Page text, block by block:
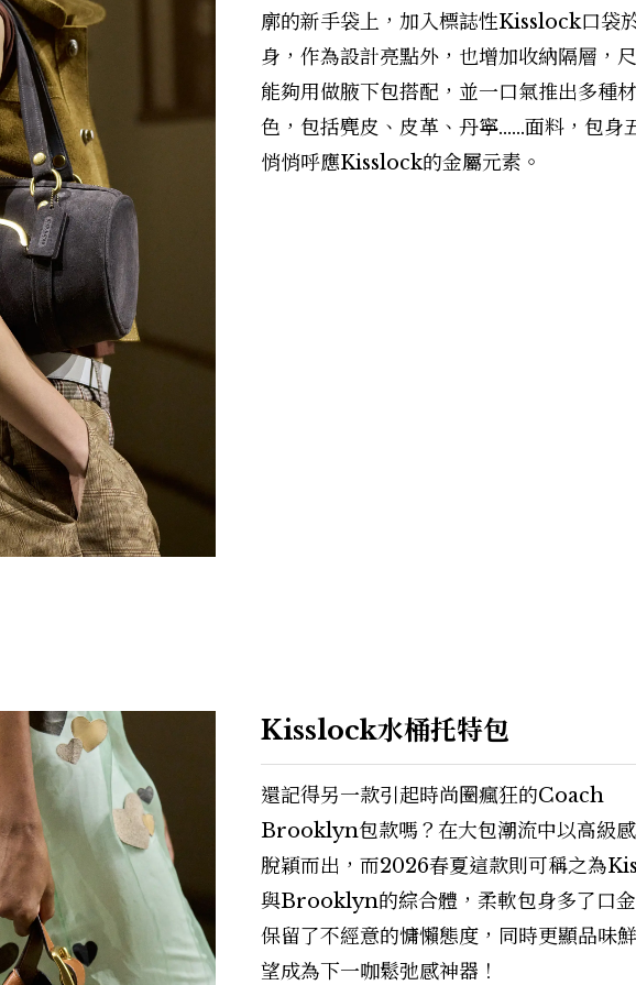
廓的新手袋上，加入標誌性Kisslock口袋
身，作為設計亮點外，也增加收納隔層，
能夠用做腋下包搭配，並一口氣推出多種
色，包括麂皮、皮革、丹寧……面料，包身
悄悄呼應Kisslock的金屬元素。
Kisslock水桶托特包
還記得另一款引起時尚圈瘋狂的Coach
Brooklyn包款嗎？在大包潮流中以高級
脫穎而出，而2026春夏這款則可稱之為
與Brooklyn的綜合體，柔軟包身多了口
保留了不經意的慵懶態度，同時更顯品味
望成為下一咖鬆弛感神器！